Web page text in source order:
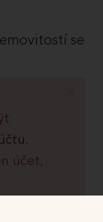
se
účet,